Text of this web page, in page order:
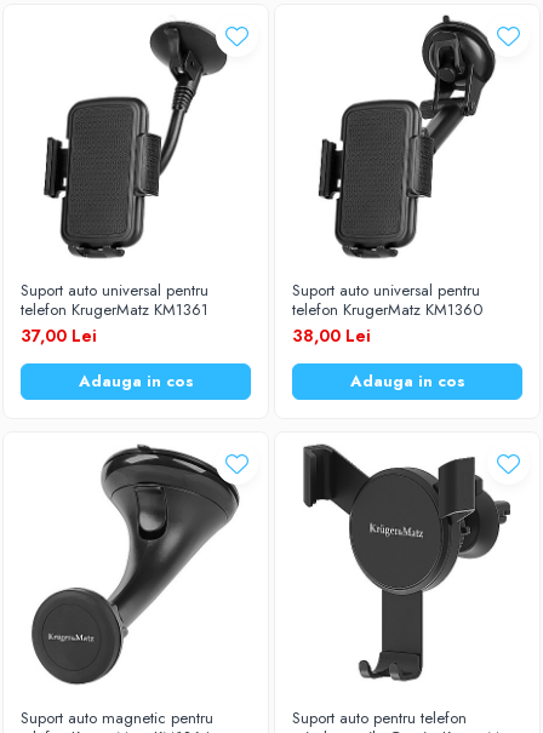
Suport auto universal pentru
telefon KrugerMatz KM1361
37,00 Lei
Adauga in cos
Suport auto universal pentru
telefon KrugerMatz KM1360
38,00 Lei
Adauga in cos
Suport auto magnetic pentru
Suport auto pentru telefon